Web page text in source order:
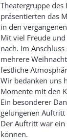
Theatergruppe des
präsentierten das
in den
Mit viel Freude
nach. Im
mehrere
festliche
Wir bedanken uns
Momente mit den
Ein besonderer
gelungenen
Der Auftritt war ein
können.